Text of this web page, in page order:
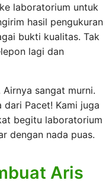
laboratorium untuk
hasil pengukuran
bukti kualitas. Tak
lagi dan
Airnya sangat murni.
Pacet! Kami juga
begitu laboratorium
dengan nada puas.
Aris